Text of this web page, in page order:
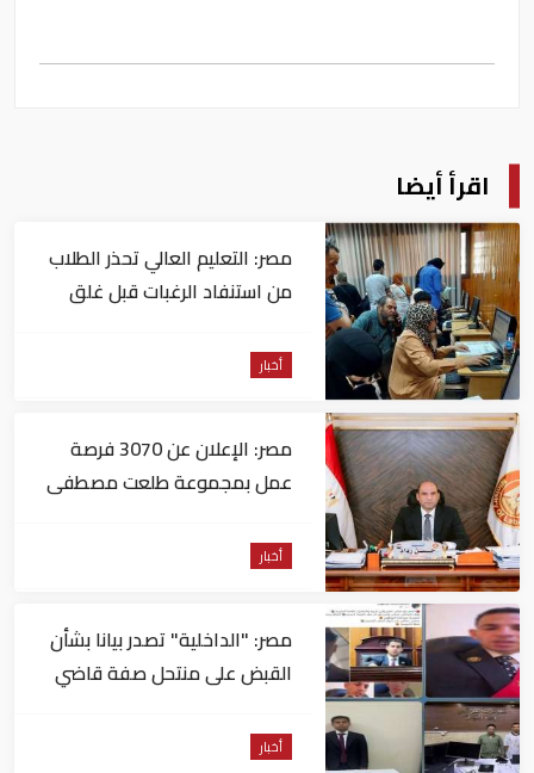
اقرأ أيضا
مصر: التعليم العالي تحذر الطلاب
من استنفاد الرغبات قبل غلق
أخبار
مصر: الإعلان عن 3070 فرصة
عمل بمجموعة طلعت مصطفى
أخبار
مصر: "الداخلية" تصدر بيانا بشأن
القبض على منتحل صفة قاضي
أخبار